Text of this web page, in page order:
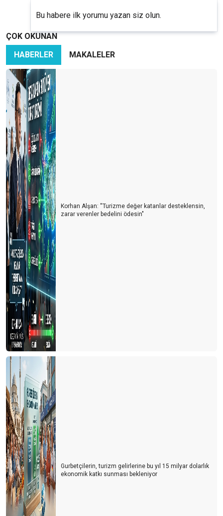
Bu habere ilk yorumu yazan siz olun.
ÇOK OKUNAN
HABERLER
MAKALELER
Korhan Alşan: ''Turizme değer katanlar desteklensin,
zarar verenler bedelini ödesin"
Gurbetçilerin, turizm gelirlerine bu yıl 15 milyar dolarlık
ekonomik katkı sunması bekleniyor